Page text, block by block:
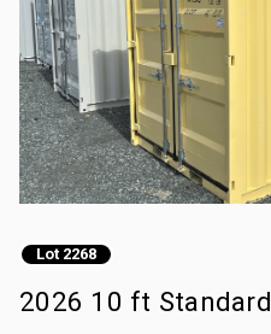
Lot 2268
2026 10 ft